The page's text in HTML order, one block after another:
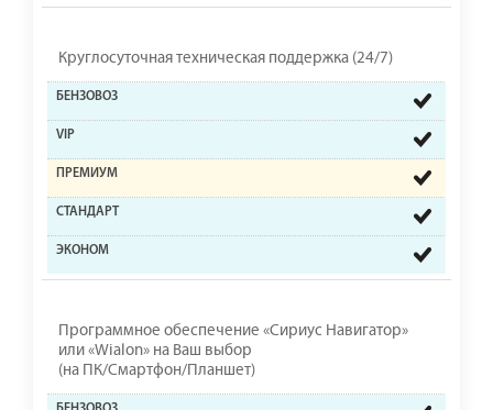
Круглосуточная техническая поддержка (24/7)
Программное обеспечение «Сириус Навигатор»
или «Wialon» на Ваш выбор
(на ПК/Смартфон/Планшет)